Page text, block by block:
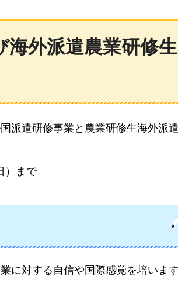
海外派遣農業研修生
派遣研修事業と農業研修生海外派
）まで
に対する自信や国際感覚を培います